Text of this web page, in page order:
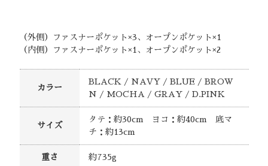
（外側）ファスナーポケット×3、オープンポケット×1
（内側）ファスナーポケット×1、オープンポケット×2
カラー
BLACK / NAVY / BLUE / BROW
N / MOCHA / GRAY / D.PINK
サイズ
タテ：約30cm ヨコ：約40cm 底マ
チ：約13cm
重さ 約735g